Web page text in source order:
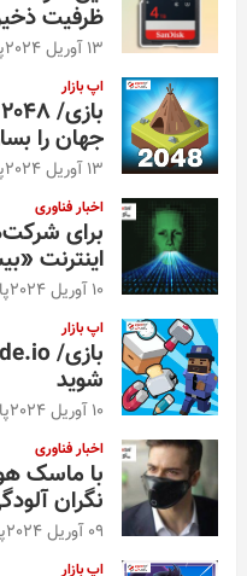
ظرفیت
13 آوریل 2024
اپ بازار
جهان را
13 آوریل 2024
اخبار فناوری
برای
اینترنت
10 آوریل 2024
اپ بازار
شوید
10 آوریل 2024
اخبار فناوری
با ماسک
نگران
09 آوریل 2024
اپ بازار